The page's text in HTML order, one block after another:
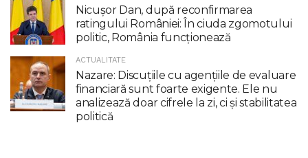
Nicuşor Dan, după reconfirmarea
ratingului României: În ciuda zgomotului
politic, România funcţionează
ACTUALITATE
Nazare: Discuțiile cu agențiile de evaluare
financiară sunt foarte exigente. Ele nu
analizează doar cifrele la zi, ci și stabilitatea
politică